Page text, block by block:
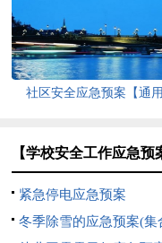
社区安全应急预案【通用
【学校安全工作应急预
紧急停电应急预案
冬季除雪的应急预案(集